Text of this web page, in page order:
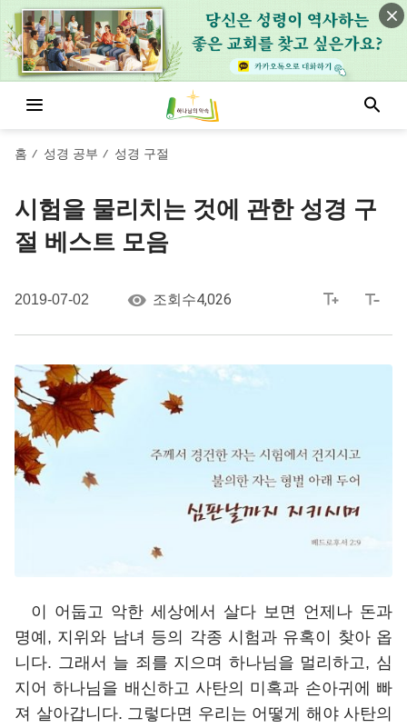
홈 / 성경 공부 / 성경 구절
시험을 물리치는 것에 관한 성경 구
절 베스트 모음
2019-07-02 조회수4,026
이 어둡고 악한 세상에서 살다 보면 언제나 돈과
명예, 지위와 남녀 등의 각종 시험과 유혹이 찾아 옵
니다. 그래서 늘 죄를 지으며 하나님을 멀리하고, 심
지어 하나님을 배신하고 사탄의 미혹과 손아귀에 빠
져 살아갑니다. 그렇다면 우리는 어떻게 해야 사탄의